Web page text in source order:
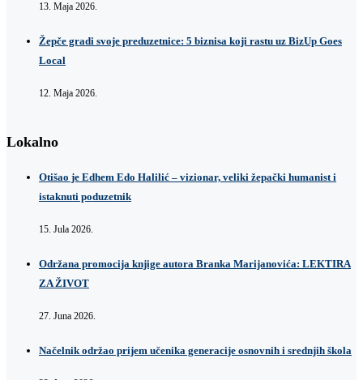
13. Maja 2026.
Žepče gradi svoje preduzetnice: 5 biznisa koji rastu uz BizUp Goes
Local
12. Maja 2026.
Lokalno
Otišao je Edhem Edo Halilić – vizionar, veliki žepački humanist i
istaknuti poduzetnik
15. Jula 2026.
Održana promocija knjige autora Branka Marijanovića: LEKTIRA
ZA ŽIVOT
27. Juna 2026.
Načelnik održao prijem učenika generacije osnovnih i srednjih škola